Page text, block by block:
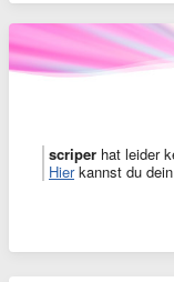
scriper hat leider
Hierkannst du